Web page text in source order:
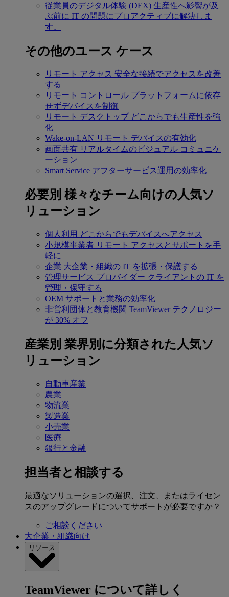
従業員のデジタル体験 (DEX) 生産性へ影響が及
ぶ前に IT の問題にプロアクティブに解決しま
す。
その他のユース ケース
リモート アクセス 安全な接続でアクセスを改善
する
リモート コントロール プラットフォームに依存
せずデバイスを制御
リモート デスクトップ どこからでも生産性を強
化
Wake-on-LAN リモート デバイスの有効化
画面共有 リアルタイムのビジュアル コミュニケ
ーション
Smart Service アフターサービス運用の効率化
必要別 様々なチーム向けの人気ソ
リューション
個人利用 どこからでもデバイスへアクセス
小規模事業者 リモート アクセスとサポートを手
軽に
企業 大企業・組織の IT を拡張・保護する
管理サービス プロバイダー クライアントの IT を
管理・保守する
OEM サポートと業務の効率化
非営利団体と教育機関 TeamViewer テクノロジー
が 30% オフ
産業別 業界別に分類された人気ソ
リューション
自動車産業
農業
物流業
製造業
小売業
医療
銀行と金融
担当者と相談する
最適なソリューションの選択、注文、またはライセン
スのアップグレードについてサポートが必要ですか？
ご相談ください
大企業・組織向け
リソース
TeamViewer について詳しく